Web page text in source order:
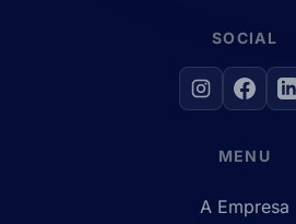
SOCIAL
MENU
A Empresa